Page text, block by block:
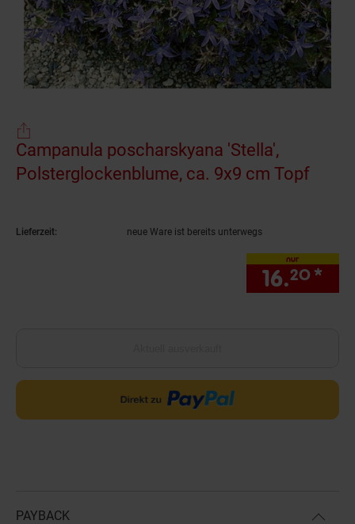
Campanula poscharskyana 'Stella',
Polsterglockenblume, ca. 9x9 cm Topf
Lieferzeit: neue Ware ist bereits unterwegs
nur
16.20 *
PAYBACK